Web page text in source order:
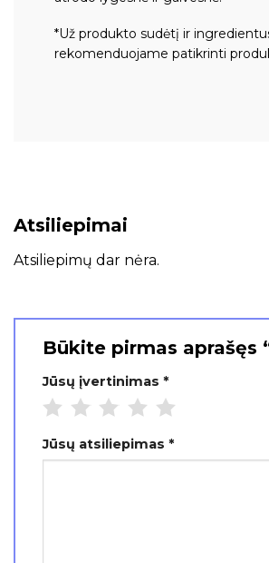
*Už produkto sudėtį ir
rekomenduojame patikrinti
Atsiliepimai
Atsiliepimų dar nėra.
Būkite pirmas aprašęs
Jūsų įvertinimas *
Jūsų atsiliepimas *